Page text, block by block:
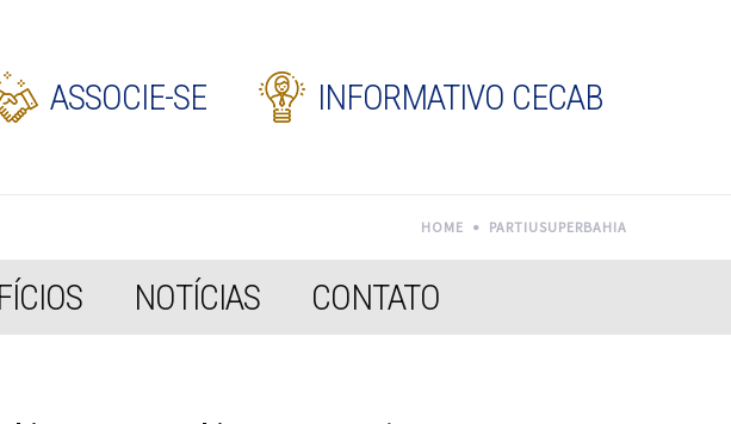
ASSOCIE-SE INFORMATIVO CECAB
HOME PARTIUSUPERBAHIA
NOTÍCIAS CONTATO